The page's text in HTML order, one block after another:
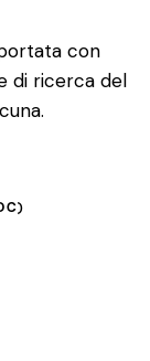
con
di ricerca del